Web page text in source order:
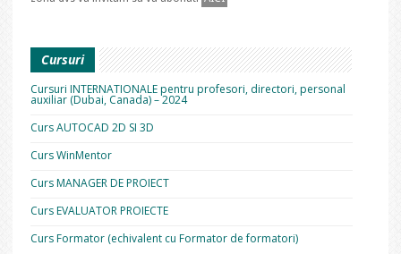
Cursuri
Cursuri INTERNATIONALE pentru profesori, directori, personal
auxiliar (Dubai, Canada) – 2024
Curs AUTOCAD 2D SI 3D
Curs WinMentor
Curs MANAGER DE PROIECT
Curs EVALUATOR PROIECTE
Curs Formator (echivalent cu Formator de formatori)